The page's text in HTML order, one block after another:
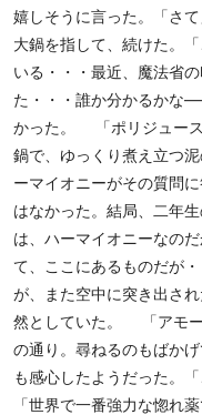
嬉しそうに言った。「さ
大鍋を指して、続けた。
いる・・・最近、魔法省
た・・・誰か分かるか
かった。 「ポリジュー
鍋で、ゆっくり煮え立つ
ーマイオニーがその質問
はなかった。結局、二年
は、ハーマイオニーなの
て、ここにあるものだが
が、また空中に突き出さ
然としていた。 「アモ
の通り。尋ねるのもばか
も感心したようだった。
「世界で一番強力な惚れ